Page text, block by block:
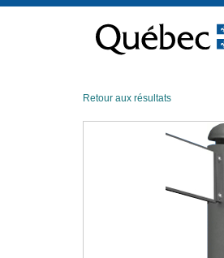
contenu
Retour aux résultats